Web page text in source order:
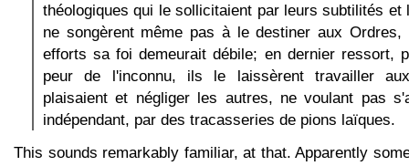
théologiques qui le sollicitaient par leurs subtilités et
ne songèrent même pas à le destiner aux
efforts sa foi demeurait débile; en dernier ressort,
peur de l'inconnu, ils le laissèrent travailler
plaisaient et négliger les autres, ne voulant pas
indépendant, par des tracasseries de pions laïques.
This sounds remarkably familiar, at that. Apparently